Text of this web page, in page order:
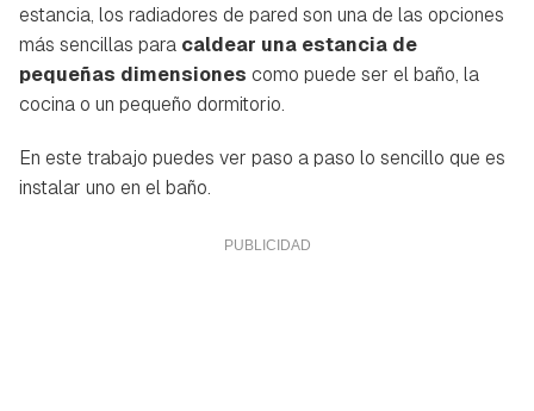
estancia, los radiadores de pared son una de las opciones
más sencillas para caldear una estancia de
pequeñas dimensiones como puede ser el baño, la
cocina o un pequeño dormitorio.
En este trabajo puedes ver paso a paso lo sencillo que es
instalar uno en el baño.